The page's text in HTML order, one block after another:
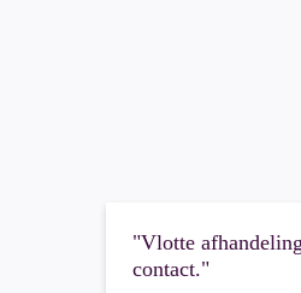
"Vlotte
contact."